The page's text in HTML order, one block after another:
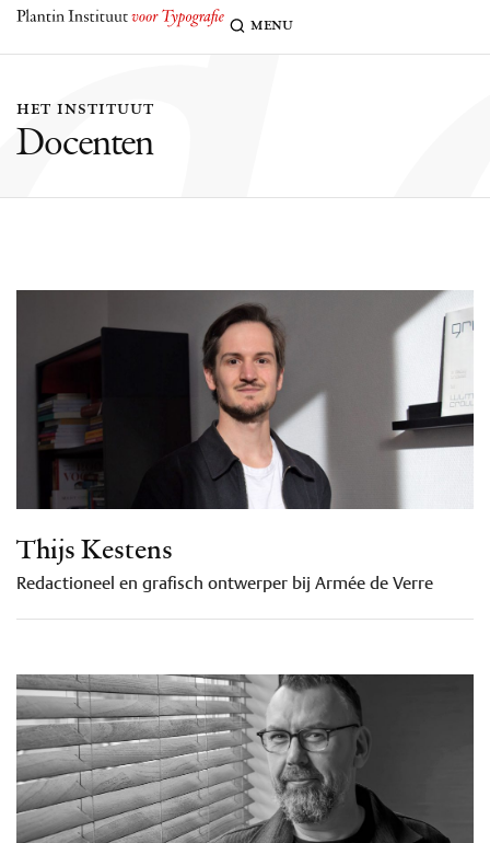
menu
het instituut
Docenten
Thijs Kestens
Redactioneel en grafisch ontwerper bij Armée de Verre